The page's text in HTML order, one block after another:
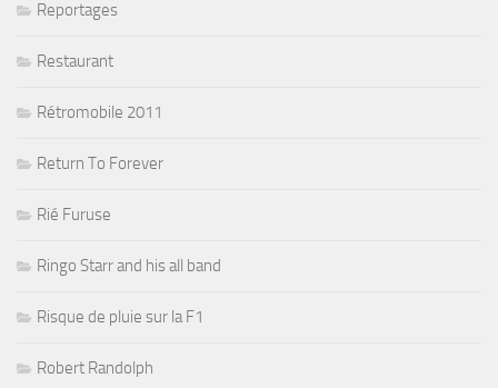
Reportages
Restaurant
Rétromobile 2011
Return To Forever
Rié Furuse
Ringo Starr and his all band
Risque de pluie sur la F1
Robert Randolph